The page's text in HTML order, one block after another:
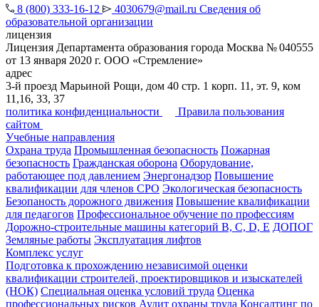
8 (800) 333-16-12 4030679@mail.ru Сведения об
образовательной организации
лицензия
Лицензия Департамента образования города Москва № 040555
от 13 января 2020 г. ООО «Стремление»
адрес
3-й проезд Марьиной Рощи, дом 40 стр. 1 корп. 11, эт. 9, ком
11,16, 33, 37
политика конфиденциальности
Правила пользования
сайтом
Учебные направления
Охрана труда Промышленная безопасность Пожарная
безопасность Гражданская оборона Оборудование,
работающее под давлением Энергонадзор Повышение
квалификации для членов СРО Экологическая безопасность
Безопаность дорожного движения Повышение квалификации
для педагогов Профессиональное обучение по профессиям
Дорожно-строительные машины категорий B, C, D, E ДОПОГ
Земляные работы Эксплуатация лифтов
Комплекс услуг
Подготовка к прохождению независимой оценки
квалификации строителей, проектировщиков и изыскателей
(НОК) Специальная оценка условий труда Оценка
профессиональных рисков Аудит охраны труда Консалтинг по